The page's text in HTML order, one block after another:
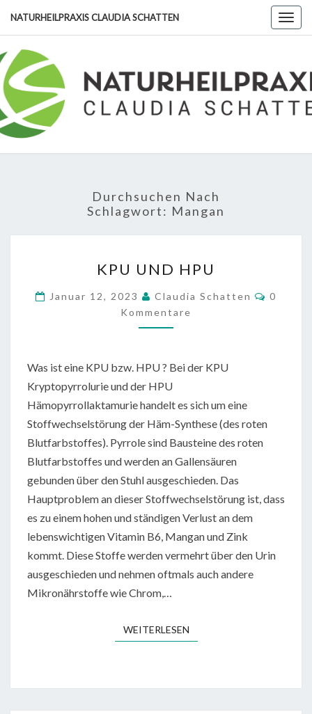
content
NATURHEILPRAXIS CLAUDIA SCHATTEN
Durchsuchen Nach
Schlagwort: Mangan
UND
HPU
KPU UND HPU
Januar 12, 2023 Claudia Schatten
0
Kommentare
Was ist eine KPU bzw. HPU ? Bei der KPU
Kryptopyrrolurie und der HPU
Hämopyrrollaktamurie handelt es sich um eine
Stoffwechselstörung der Häm-Synthese (des roten
Blutfarbstoffes). Pyrrole sind Bausteine des roten
Blutfarbstoffes und werden an Gallensäuren
gebunden über den Stuhl ausgeschieden. Das
Hauptproblem an dieser Stoffwechselstörung ist, dass
es zu einem hohen und ständigen Verlust an dem
lebenswichtigen Vitamin B6, Mangan und Zink
kommt. Diese Stoffe werden vermehrt über den Urin
ausgeschieden und nehmen oftmals auch andere
Mikronährstoffe wie Chrom,…
WEITERLESENWEITERLESEN